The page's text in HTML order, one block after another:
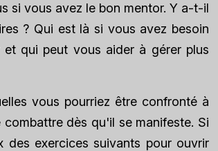
si vous avez le bon mentor. Y a-t-il
? Qui est là si vous avez besoin
qui peut vous aider à gérer plus
vous pourriez être confronté à
dès qu'il se manifeste. Si
exercices suivants pour ouvrir